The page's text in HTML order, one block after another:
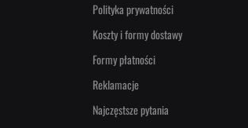
Polityka prywatności
Koszty i formy dostawy
Formy płatności
Reklamacje
Najczęstsze pytania